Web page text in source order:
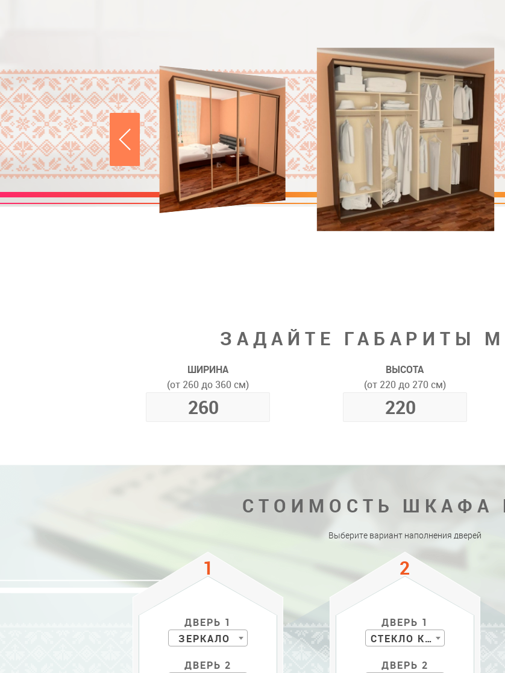
ЗАДАЙТЕ ГАБАРИТЫ
ШИРИНА
(от 260 до 360 см)
ВЫСОТА
(от 220 до 270 см)
СТОИМОСТЬ ШКАФА
Выберите вариант наполнения дверей
ДВЕРЬ 1
ЗЕРКАЛО
ДВЕРЬ 2
ДВЕРЬ 1
СТЕКЛО КР. С РИС.
ДВЕРЬ 2